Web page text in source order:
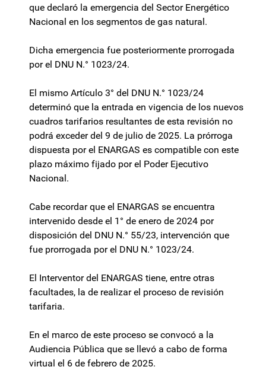
que declaró la emergencia del Sector Energético
Nacional en los segmentos de gas natural.
Dicha emergencia fue posteriormente prorrogada
por el DNU N.° 1023/24.
El mismo Artículo 3° del DNU N.° 1023/24
determinó que la entrada en vigencia de los nuevos
cuadros tarifarios resultantes de esta revisión no
podrá exceder del 9 de julio de 2025. La prórroga
dispuesta por el ENARGAS es compatible con este
plazo máximo fijado por el Poder Ejecutivo
Nacional.
Cabe recordar que el ENARGAS se encuentra
intervenido desde el 1° de enero de 2024 por
disposición del DNU N.° 55/23, intervención que
fue prorrogada por el DNU N.° 1023/24.
El Interventor del ENARGAS tiene, entre otras
facultades, la de realizar el proceso de revisión
tarifaria.
En el marco de este proceso se convocó a la
Audiencia Pública que se llevó a cabo de forma
virtual el 6 de febrero de 2025.